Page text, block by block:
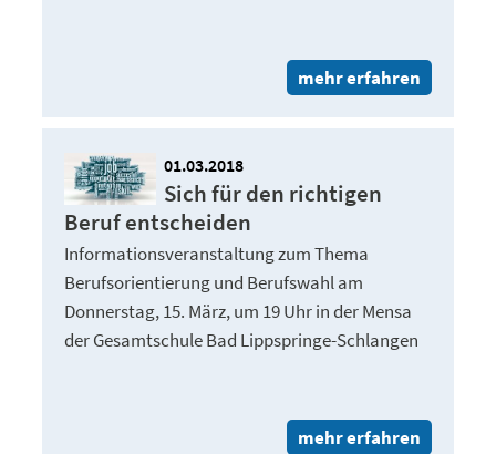
mehr erfahren
01.03.2018
Sich für den richtigen
Beruf entscheiden
Informationsveranstaltung zum Thema
Berufsorientierung und Berufswahl am
Donnerstag, 15. März, um 19 Uhr in der Mensa
der Gesamtschule Bad Lippspringe-Schlangen
mehr erfahren